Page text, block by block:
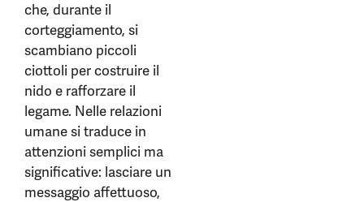
che, durante il
corteggiamento, si
scambiano piccoli
ciottoli per costruire il
nido e rafforzare il
legame. Nelle relazioni
umane si traduce in
attenzioni semplici ma
significative: lasciare un
messaggio affettuoso,